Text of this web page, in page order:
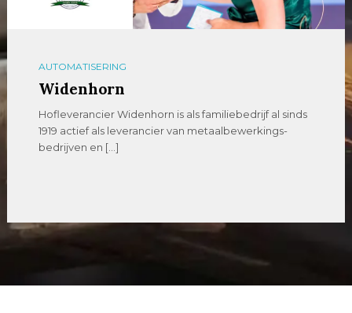
AUTOMATISERING
Widenhorn
Hofleverancier Widenhorn is als familiebedrijf al sinds
1919 actief als leverancier van metaalbewerkings-
bedrijven en […]